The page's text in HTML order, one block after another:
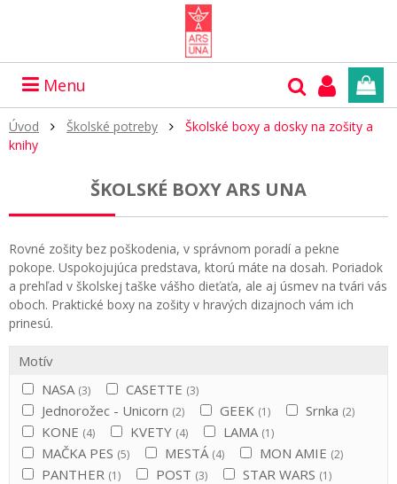
Menu
Úvod Školské potreby
Školské boxy a dosky na zošity a
knihy
ŠKOLSKÉ BOXY ARS UNA
Rovné zošity bez poškodenia, v správnom poradí a pekne
pokope. Uspokojujúca predstava, ktorú máte na dosah. Poriadok
a prehľad v školskej taške vášho dieťaťa, ale aj úsmev na tvári vás
oboch. Praktické boxy na zošity v hravých dizajnoch vám ich
prinesú.
Motív
NASA (3) CASETTE (3)
Jednorožec - Unicorn (2) GEEK (1) Srnka (2)
KONE (4) KVETY (4) LAMA (1)
MAČKA PES (5) MESTÁ (4) MON AMIE (2)
PANTHER (1) POST (3) STAR WARS (1)